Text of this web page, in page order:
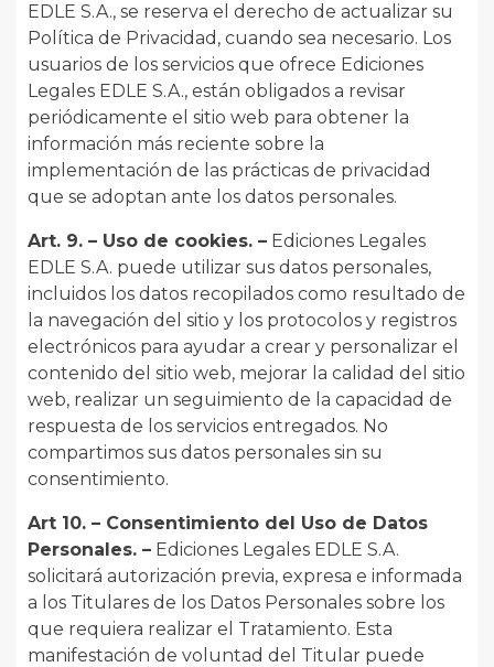
EDLE S.A., se reserva el derecho de actualizar su
Política de Privacidad, cuando sea necesario. Los
usuarios de los servicios que ofrece Ediciones
Legales EDLE S.A., están obligados a revisar
periódicamente el sitio web para obtener la
información más reciente sobre la
implementación de las prácticas de privacidad
que se adoptan ante los datos personales.
Art. 9. – Uso de cookies. – Ediciones Legales
EDLE S.A. puede utilizar sus datos personales,
incluidos los datos recopilados como resultado de
la navegación del sitio y los protocolos y registros
electrónicos para ayudar a crear y personalizar el
contenido del sitio web, mejorar la calidad del sitio
web, realizar un seguimiento de la capacidad de
respuesta de los servicios entregados. No
compartimos sus datos personales sin su
consentimiento.
Art 10. – Consentimiento del Uso de Datos
Personales. – Ediciones Legales EDLE S.A.
solicitará autorización previa, expresa e informada
a los Titulares de los Datos Personales sobre los
que requiera realizar el Tratamiento. Esta
manifestación de voluntad del Titular puede